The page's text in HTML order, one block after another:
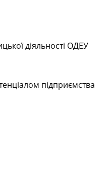
діяльності ОДЕУ
підприємства